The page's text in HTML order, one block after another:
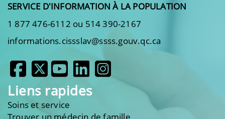
SERVICE D'INFORMATION À LA POPULATION
1 877 476-6112 ou 514 390-2167
informations.cissslav@ssss.gouv.qc.ca
Liens rapides
Soins et service
Trouver un médecin de famille